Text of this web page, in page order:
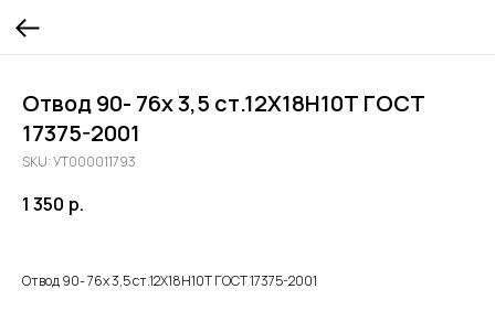
Отвод 90- 76х 3,5 ст.12Х18Н10Т ГОСТ
17375-2001
SKU:УТ000011793
1 350 р.
Отвод 90- 76х 3,5 ст.12Х18Н10Т ГОСТ 17375-2001